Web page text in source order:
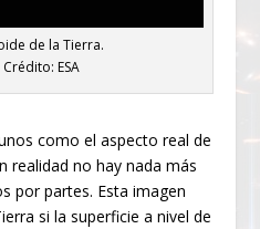
de la Tierra.
Crédito: ESA
como el aspecto real de
realidad no hay nada más
por partes. Esta imagen
si la superficie a nivel de